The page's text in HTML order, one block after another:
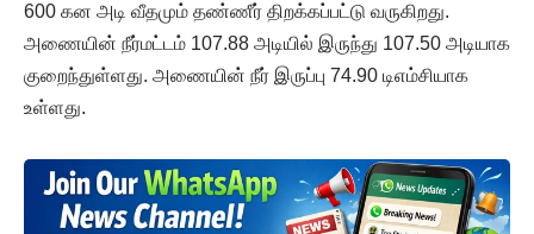
600 கன அடி வீதமும் தண்ணீர் திறக்கப்பட்டு வருகிறது.
அணையின் நீர்மட்டம் 107.88 அடியில் இருந்து 107.50 அடியாக
குறைந்துள்ளது. அணையின் நீர் இருப்பு 74.90 டிஎம்சியாக
உள்ளது.